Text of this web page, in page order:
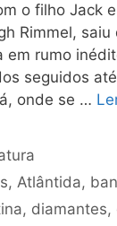
o filho Jack
Rimmel,
em rumo
seguidos
onde se …
,Atlântida,
, diamantes,